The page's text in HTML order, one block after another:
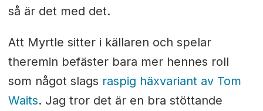
så är det med det.
Att Myrtle sitter i källaren och spelar
theremin befäster bara mer hennes roll
som något slags raspig häxvariant av Tom
Waits. Jag tror det är en bra stöttande